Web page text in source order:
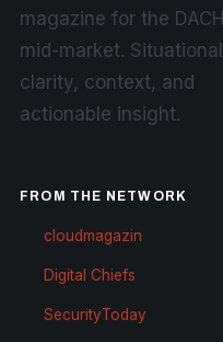
magazine for the DACH
mid-market. Situational
clarity, context, and
actionable insight.
FROM THE NETWORK
cloudmagazin
Digital Chiefs
SecurityToday